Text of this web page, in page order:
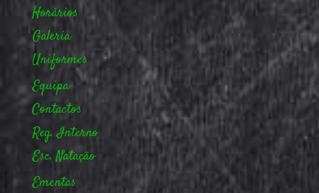
Horários
Galeria
Uniformes
Equipa
Contactos
Reg. Interno
Esc. Natação
Ementas